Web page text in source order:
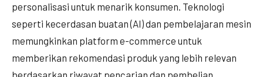
personalisasi untuk menarik konsumen. Teknologi
seperti kecerdasan buatan (AI) dan pembelajaran mesin
memungkinkan platform e-commerce untuk
memberikan rekomendasi produk yang lebih relevan
berdasarkan riwayat pencarian dan pembelian